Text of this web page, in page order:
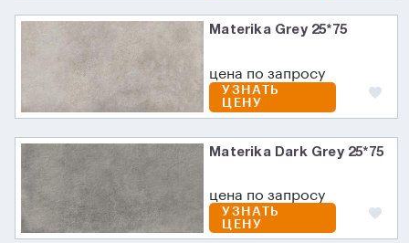
Materika Grey 25*75
цена по запросу
УЗНАТЬ
ЦЕНУ
Materika Dark Grey 25*75
цена по запросу
УЗНАТЬ
ЦЕНУ